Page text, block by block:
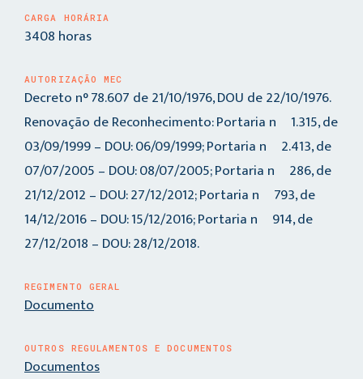
CARGA HORÁRIA
3408 horas
AUTORIZAÇÃO MEC
Decreto n° 78.607 de 21/10/1976, DOU de 22/10/1976.
Renovação de Reconhecimento: Portaria nº 1.315, de
03/09/1999 – DOU: 06/09/1999; Portaria nº 2.413, de
07/07/2005 – DOU: 08/07/2005; Portaria nº 286, de
21/12/2012 – DOU: 27/12/2012; Portaria nº 793, de
14/12/2016 – DOU: 15/12/2016; Portaria nº 914, de
27/12/2018 – DOU: 28/12/2018.
REGIMENTO GERAL
Documento
OUTROS REGULAMENTOS E DOCUMENTOS
Documentos